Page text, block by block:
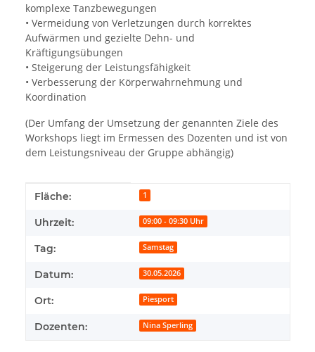
komplexe Tanzbewegungen
• Vermeidung von Verletzungen durch korrektes
Aufwärmen und gezielte Dehn- und
Kräftigungsübungen
• Steigerung der Leistungsfähigkeit
• Verbesserung der Körperwahrnehmung und
Koordination
(Der Umfang der Umsetzung der genannten Ziele des
Workshops liegt im Ermessen des Dozenten und ist von
dem Leistungsniveau der Gruppe abhängig)
Produkteigenschaft
Wert
Fläche: 1
Uhrzeit: 09:00 - 09:30 Uhr
Tag: Samstag
Datum: 30.05.2026
Ort: Piesport
Dozenten: Nina Sperling